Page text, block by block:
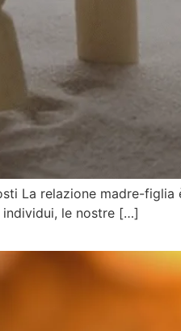
La relazione madre-
individui, le nostre […]